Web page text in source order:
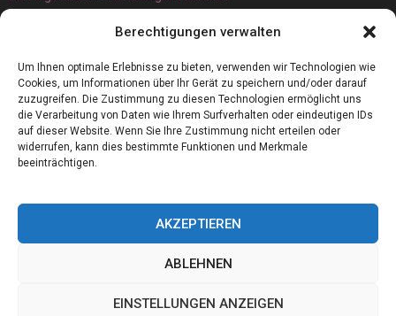
Berechtigungen verwalten
Um Ihnen optimale Erlebnisse zu bieten, verwenden wir Technologien wie
Cookies, um Informationen über Ihr Gerät zu speichern und/oder darauf
zuzugreifen. Die Zustimmung zu diesen Technologien ermöglicht uns
die Verarbeitung von Daten wie Ihrem Surfverhalten oder eindeutigen IDs
auf dieser Website. Wenn Sie Ihre Zustimmung nicht erteilen oder
widerrufen, kann dies bestimmte Funktionen und Merkmale
beeinträchtigen.
AKZEPTIEREN
ABLEHNEN
EINSTELLUNGEN ANZEIGEN
Magnetangeln